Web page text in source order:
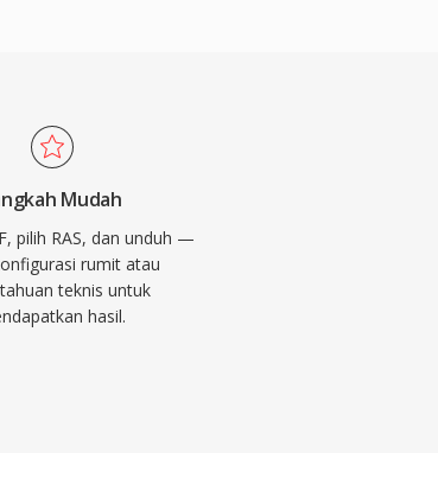
Mudah
pilih RAS, dan unduh —
rumit atau
teknis untuk
hasil.